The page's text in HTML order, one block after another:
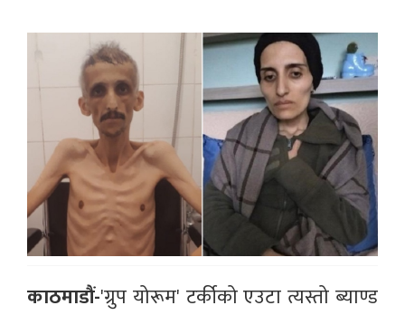
काठमाडौं-'ग्रुप योरूम' टर्कीको एउटा त्यस्तो ब्याण्ड